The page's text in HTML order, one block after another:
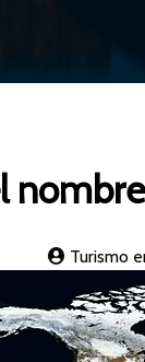
Turismo